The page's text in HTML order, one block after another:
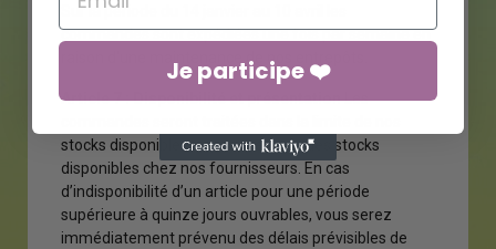
Sur la période du 14 janvier au 10 avril les
commandes sont expédiées une fois par semaine en
raison d'une maintenance de nos entrepôts.
Article 7 : Disponibilité et présentationLes
stocks disponibles ou sous réserve des stocks
disponibles chez nos fournisseurs. En cas
d’indisponibilité d’un article pour une période
supérieure à quinze jours ouvrables, vous serez
immédiatement prévenu des délais prévisibles de
Je participe ❤️